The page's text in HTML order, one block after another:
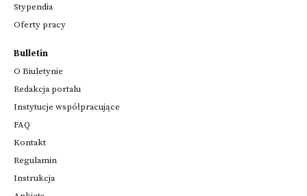
Stypendia
Oferty pracy
Bulletin
O Biuletynie
Redakcja portalu
Instytucje współpracujące
FAQ
Kontakt
Regulamin
Instrukcja